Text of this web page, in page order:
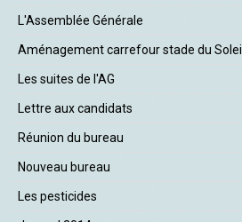
L'Assemblée Générale
Aménagement carrefour stade du Soleil
Les suites de l'AG
Lettre aux candidats
Réunion du bureau
Nouveau bureau
Les pesticides